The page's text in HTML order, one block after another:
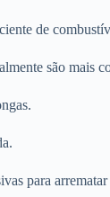
de
são mais
para